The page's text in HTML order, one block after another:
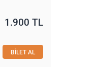
1.900 TL
BİLET AL